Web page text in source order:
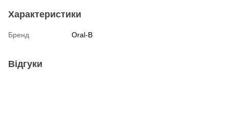
Характеристики
Бренд Oral-B
Відгуки